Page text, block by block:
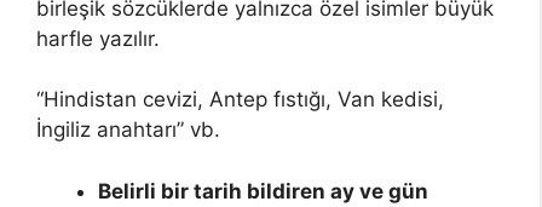
birleşik sözcüklerde yalnızca özel isimler büyük
harfle yazılır.
“Hindistan cevizi, Antep fıstığı, Van kedisi,
İngiliz anahtarı” vb.
Belirli bir tarih bildiren ay ve gün